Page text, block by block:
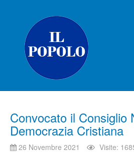
Convocato il Consiglio
Democrazia Cristiana
26 Novembre 2021 Visite: